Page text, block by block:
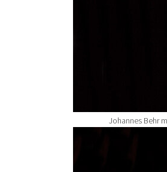
Johannes Behr